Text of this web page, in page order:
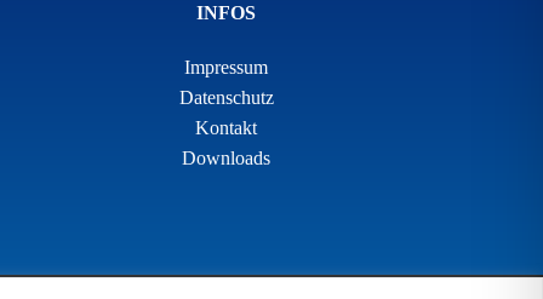
INFOS
Impressum
Datenschutz
Kontakt
Downloads